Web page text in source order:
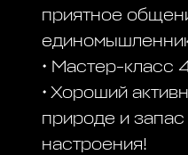
приятное
• Мастер-класс
• Хороший
природе и
настроения!